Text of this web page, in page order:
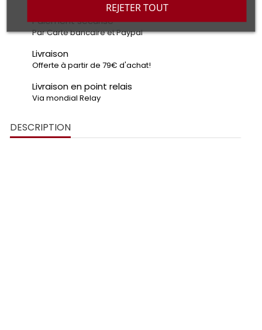
REJETER TOUT
Paiement sécurisé
Par Carte bancaire et Paypal
Livraison
Offerte à partir de 79€ d'achat!
Livraison en point relais
Via mondial Relay
DESCRIPTION